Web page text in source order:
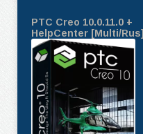
PTC Creo 10.0.11.0 +
HelpCenter [Multi/Rus]